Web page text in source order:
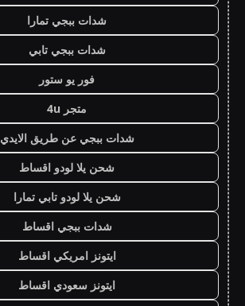
شدات ببجي تمارا
شدات ببجي تابي
فور يو ستور
متجر 4u
شدات ببجي عن طريق الايدي
شحن يلا لودو اقساط
شحن يلا لودو تابي تمارا
شدات ببجي اقساط
ايتونز امريكي اقساط
ايتونز سعودي اقساط